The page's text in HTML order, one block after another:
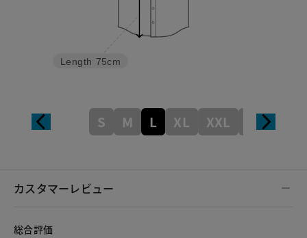
Length 75cm
S M L XL XXL XXXL
カスタマーレビュー
総合評価